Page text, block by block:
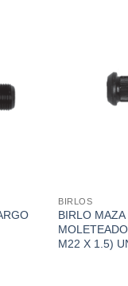
BIRLOS
BIRLO
M22 X 1.5)